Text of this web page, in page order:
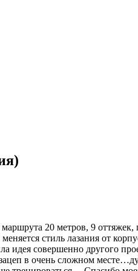
20 метров, 9 оттяжек,
стиль лазания от
идея совершенно другого
в очень сложном